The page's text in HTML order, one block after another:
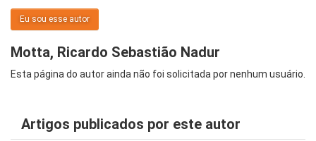
Eu sou esse autor
Motta, Ricardo Sebastião Nadur
Esta página do autor ainda não foi solicitada por nenhum usuário.
Artigos publicados por este autor